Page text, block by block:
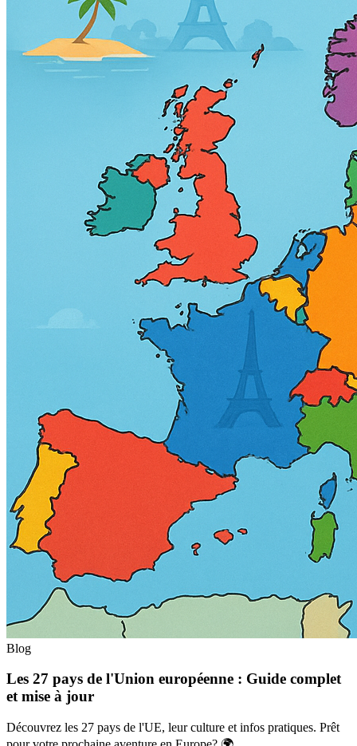
Blog
Les 27 pays de l'Union européenne : Guide complet
et mise à jour
Découvrez les 27 pays de l'UE, leur culture et infos pratiques. Prêt